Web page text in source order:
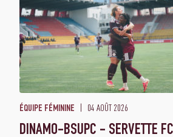
ÉQUIPE FÉMININE 04 AOÛT 2026
DINAMO-BSUPC - SERVETTE